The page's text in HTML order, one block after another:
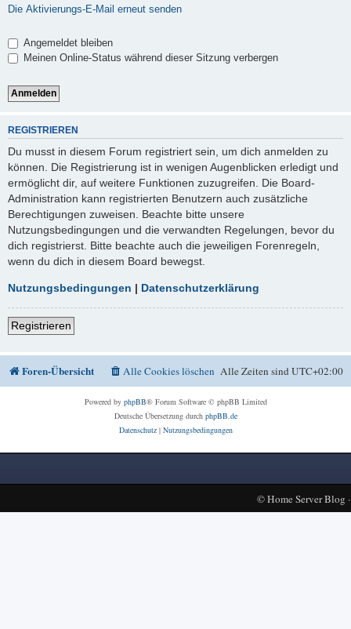
Die Aktivierungs-E-Mail erneut senden
Angemeldet bleiben
Meinen Online-Status während dieser Sitzung verbergen
REGISTRIEREN
Du musst in diesem Forum registriert sein, um dich anmelden zu
können. Die Registrierung ist in wenigen Augenblicken erledigt und
ermöglicht dir, auf weitere Funktionen zuzugreifen. Die Board-
Administration kann registrierten Benutzern auch zusätzliche
Berechtigungen zuweisen. Beachte bitte unsere
Nutzungsbedingungen und die verwandten Regelungen, bevor du
dich registrierst. Bitte beachte auch die jeweiligen Forenregeln,
wenn du dich in diesem Board bewegst.
Nutzungsbedingungen | Datenschutzerklärung
Registrieren
Foren-Übersicht Alle Zeiten sindUTC+02:00
Alle Cookies löschen
Powered by phpBB® Forum Software © phpBB Limited
Deutsche Übersetzung durch phpBB.de
Datenschutz| Nutzungsbedingungen
©Home Server Blog